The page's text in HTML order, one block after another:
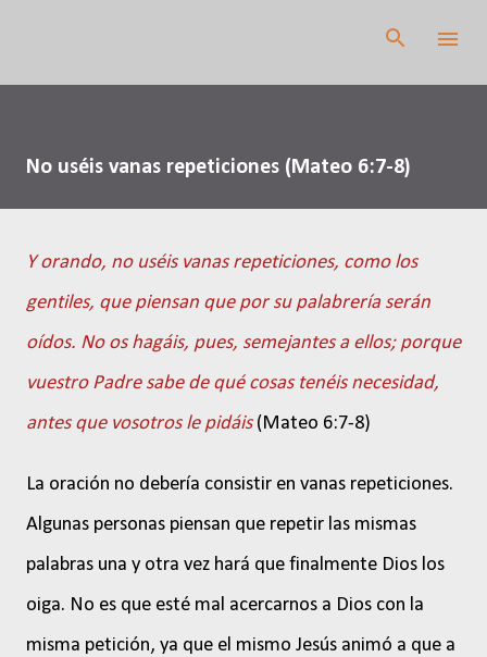
No uséis vanas repeticiones (Mateo 6:7-8)
Y orando, no uséis vanas repeticiones, como los
gentiles, que piensan que por su palabrería serán
oídos. No os hagáis, pues, semejantes a ellos; porque
vuestro Padre sabe de qué cosas tenéis necesidad,
antes que vosotros le pidáis(Mateo 6:7-8)
La oración no debería consistir en vanas repeticiones.
Algunas personas piensan que repetir las mismas
palabras una y otra vez hará que finalmente Dios los
oiga. No es que esté mal acercarnos a Dios con la
misma petición, ya que el mismo Jesús animó a que a